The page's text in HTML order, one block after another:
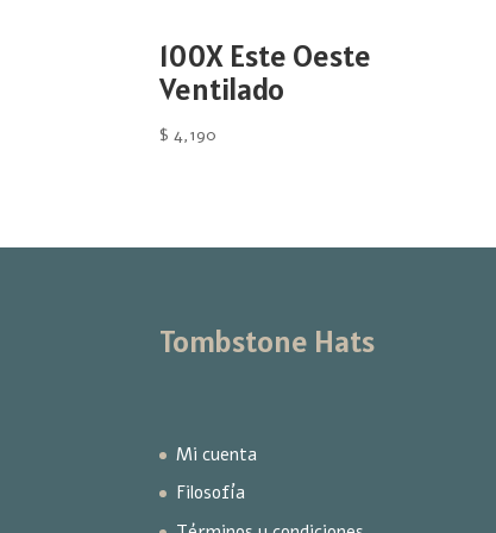
100X Este Oeste
Ventilado
$ 4,190
Tombstone Hats
Mi cuenta
Filosofía